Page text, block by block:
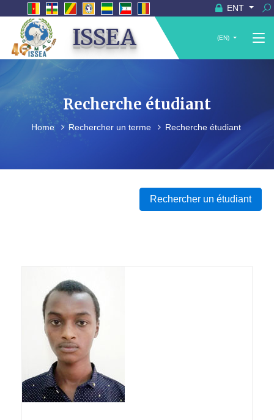
ENT
ISSEA (EN)
Recherche étudiant
Home Rechercher un terme Recherche étudiant
Rechercher un étudiant